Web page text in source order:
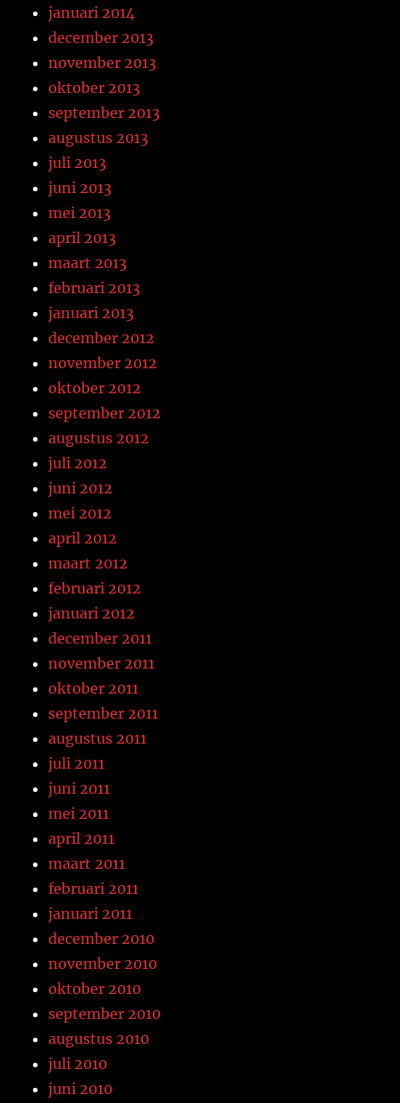
januari 2014
december 2013
november 2013
oktober 2013
september 2013
augustus 2013
juli 2013
juni 2013
mei 2013
april 2013
maart 2013
februari 2013
januari 2013
december 2012
november 2012
oktober 2012
september 2012
augustus 2012
juli 2012
juni 2012
mei 2012
april 2012
maart 2012
februari 2012
januari 2012
december 2011
november 2011
oktober 2011
september 2011
augustus 2011
juli 2011
juni 2011
mei 2011
april 2011
maart 2011
februari 2011
januari 2011
december 2010
november 2010
oktober 2010
september 2010
augustus 2010
juli 2010
juni 2010